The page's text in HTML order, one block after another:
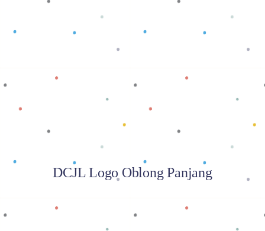
DCJL Logo Oblong Panjang